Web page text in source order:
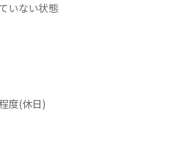
いない状態
度(休日)